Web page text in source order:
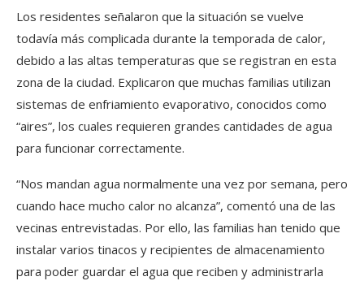
Los residentes señalaron que la situación se vuelve
todavía más complicada durante la temporada de calor,
debido a las altas temperaturas que se registran en esta
zona de la ciudad. Explicaron que muchas familias utilizan
sistemas de enfriamiento evaporativo, conocidos como
“aires”, los cuales requieren grandes cantidades de agua
para funcionar correctamente.
“Nos mandan agua normalmente una vez por semana, pero
cuando hace mucho calor no alcanza”, comentó una de las
vecinas entrevistadas. Por ello, las familias han tenido que
instalar varios tinacos y recipientes de almacenamiento
para poder guardar el agua que reciben y administrarla